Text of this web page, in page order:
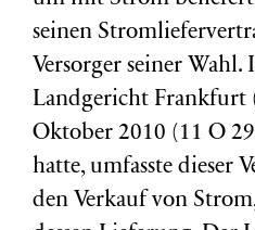
seinen
Versorger seiner Wahl.
Landgericht Frankfurt
Oktober 2010 (11 O
hatte, umfasste dieser
den Verkauf von